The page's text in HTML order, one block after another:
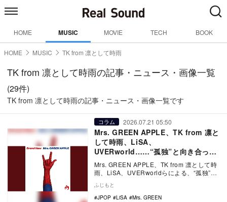
HOME MUSIC MOVIE TECH BOOK
HOME MUSIC TK from 凛として時雨
TK from 凛として時雨の記事・ニュース・画像一覧
(29件)
TK from 凛として時雨の記事・ニュース・画像一覧です
コラム 2026.07.21 05:50
Mrs. GREEN APPLE、TK from 凛と
して時雨、LiSA、
UVERworld……“孤独”と向き合った
『スパイダーマン』主題歌
Mrs. GREEN APPLE、TK from 凛として時
雨、LiSA、UVERworldらによる、“孤独”と
ふじもと
JPOP
LiSA
Mrs. GREEN